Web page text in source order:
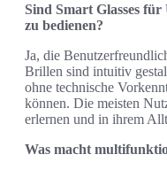
Sind Smart Glasses
zu bedienen?
Ja, die
Brillen sind intuitiv
ohne technische
können. Die meisten
erlernen und in ihrem
Was macht